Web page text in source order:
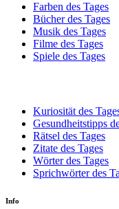
Farben des Tages
Bücher des Tages
Musik des Tages
Filme des Tages
Spiele des Tages
Kuriosität des
Gesundheitstipps
Rätsel des Tages
Zitate des Tages
Wörter des Tages
Sprichwörter des
Info